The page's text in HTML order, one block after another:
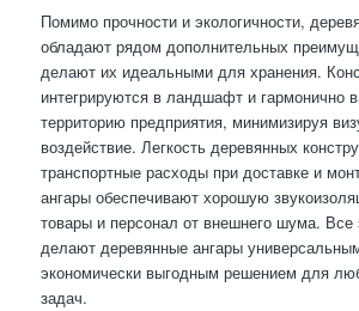
Помимо прочности и экологичности,
обладают рядом дополнительных
делают их идеальными для хранения.
интегрируются в ландшафт и гармонично
территорию предприятия, минимизируя
воздействие. Легкость деревянных
транспортные расходы при доставке и
ангары обеспечивают хорошую
товары и персонал от внешнего шума. Все
делают деревянные ангары
экономически выгодным решением для
задач.